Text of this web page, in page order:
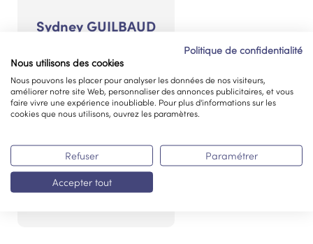
Sydney GUILBAUD
Outil très ergonomique et
rendu du rapport concis et
efficace. prise en main
rapide facilité par une aide
très réactive. je
Politique de confidentialité
Nous utilisons des cookies
Nous pouvons les placer pour analyser les données de nos visiteurs,
améliorer notre site Web, personnaliser des annonces publicitaires, et vous
faire vivre une expérience inoubliable. Pour plus d'informations sur les
cookies que nous utilisons, ouvrez les paramètres.
Refuser
Paramétrer
Accepter tout